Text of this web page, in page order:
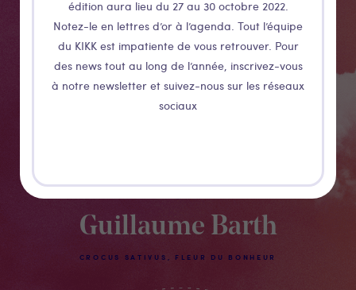
édition aura lieu du 27 au 30 octobre 2022.
Notez-le en lettres d’or à l’agenda. Tout l’équipe
du KIKK est impatiente de vous retrouver. Pour
des news tout au long de l’année, inscrivez-vous
à notre newsletter et suivez-nous sur les réseaux
sociaux
Guillaume Barth
CROCUS SATIVUS, FLEUR DU BONHEUR